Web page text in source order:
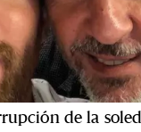
de la